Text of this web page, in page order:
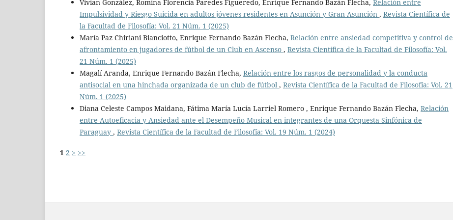
Vivian González, Romina Florencia Paredes Figueredo, Enrique Fernando Bazán Flecha, Relación entre
Impulsividad y Riesgo Suicida en adultos jóvenes residentes en Asunción y Gran Asunción , Revista Científica de
la Facultad de Filosofía: Vol. 21 Núm. 1 (2025)
María Paz Chiriani Bianciotto, Enrique Fernando Bazán Flecha, Relación entre ansiedad competitiva y control de
afrontamiento en jugadores de fútbol de un Club en Ascenso , Revista Científica de la Facultad de Filosofía: Vol.
21 Núm. 1 (2025)
Magalí Aranda, Enrique Fernando Bazán Flecha, Relación entre los rasgos de personalidad y la conducta
antisocial en una hinchada organizada de un club de fútbol , Revista Científica de la Facultad de Filosofía: Vol. 21
Núm. 1 (2025)
Diana Celeste Campos Maidana, Fátima María Lucía Larriel Romero , Enrique Fernando Bazán Flecha, Relación
entre Autoeficacia y Ansiedad ante el Desempeño Musical en integrantes de una Orquesta Sinfónica de
Paraguay , Revista Científica de la Facultad de Filosofía: Vol. 19 Núm. 1 (2024)
1 2 > >>